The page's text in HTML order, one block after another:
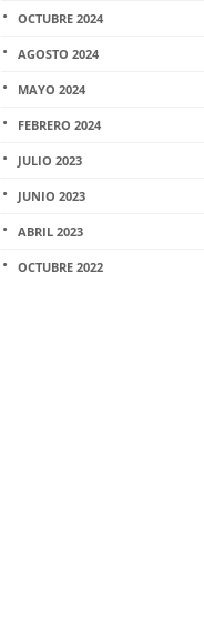
OCTUBRE 2024
AGOSTO 2024
MAYO 2024
FEBRERO 2024
JULIO 2023
JUNIO 2023
ABRIL 2023
OCTUBRE 2022